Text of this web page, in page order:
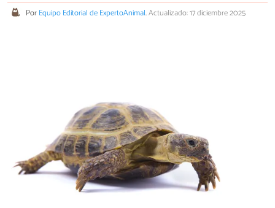
PorEquipo Editorial de ExpertoAnimal.Actualizado: 17 diciembre 2025